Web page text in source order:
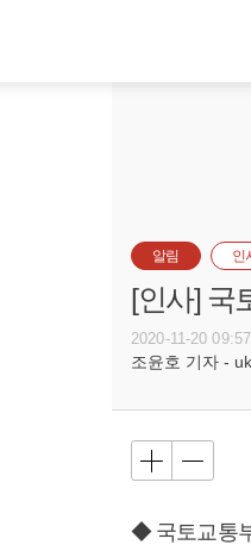
알림 인
[인사] 국
2020-11-20
조윤호 기자 -
◆ 국토교통